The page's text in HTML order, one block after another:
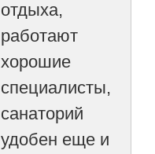
отдыха,
работают
хорошие
специалисты,
санаторий
удобен еще и